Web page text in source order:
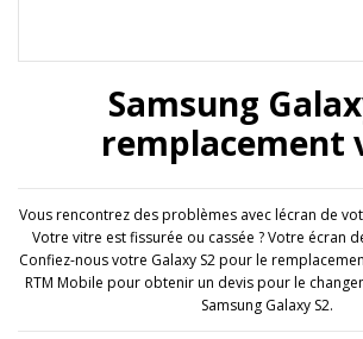
Samsung
remplacement
Vous rencontrez des problèmes avec lécran de
Votre vitre est fissurée ou cassée ? Votre écran
Confiez-nous votre Galaxy S2 pour le
RTM Mobile pour obtenir un devis pour le
Samsung Galaxy S2.